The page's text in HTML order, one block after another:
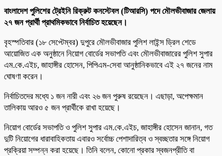
বাংলাদেশ পুলিশের ট্রেইনি রিক্রুট কনস্টেবল (টিআরসি) পদে মৌলভীবাজার জেলায়
২৭ জন প্রার্থী প্রাথমিকভাবে নির্বাচিত হয়েছেন।
বৃহস্পতিবার (১৮ সেপ্টেম্বর) দুপুরে মৌলভীবাজার পুলিশ লাইন্স ড্রিল শেডে
আয়োজিত এক অনুষ্ঠানে নিয়োগ বোর্ডের সভাপতি এবং মৌলভীবাজারের পুলিশ সুপার
এম.কে.এইচ, জাহাঙ্গীর হোসেন, পিপিএম-সেবা আনুষ্ঠানিকভাবে এই ২৭ জনের নাম
ঘোষণা করেন।
নির্বাচিতদের মধ্যে ১ জন নারী এবং ২৬ জন পুরুষ রয়েছেন। এছাড়া, অপেক্ষমান
তালিকায় আরও ৫ জন প্রার্থীকে রাখা হয়েছে।
নিয়োগ বোর্ডের সভাপতি ও পুলিশ সুপার এম.কে.এইচ, জাহাঙ্গীর হোসেন জানান, গত
দুটি নিয়োগের ধারাবাহিকতায় এবারও সর্বোচ্চ পেশাদারিত্ব ও স্বচ্ছতার সঙ্গে নিয়োগ
প্রক্রিয়া সম্পন্ন করা হয়েছে। তিনি বলেন, কোনো প্রকার স্বজনপ্রীতি বা